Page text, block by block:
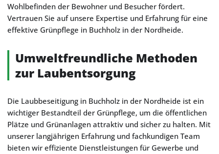
Wohlbefinden der Bewohner und Besucher fördert.
Vertrauen Sie auf unsere Expertise und Erfahrung für eine
effektive Grünpflege in Buchholz in der Nordheide.
Umweltfreundliche Methoden
zur Laubentsorgung
Die Laubbeseitigung in Buchholz in der Nordheide ist ein
wichtiger Bestandteil der Grünpflege, um die öffentlichen
Plätze und Grünanlagen attraktiv und sicher zu halten. Mit
unserer langjährigen Erfahrung und fachkundigen Team
bieten wir effiziente Dienstleistungen für Gewerbe und